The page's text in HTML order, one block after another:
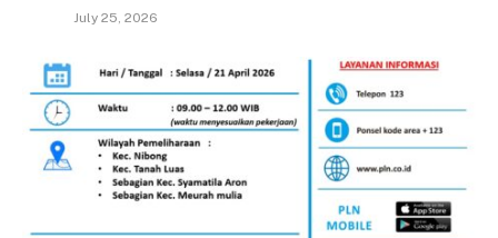
July 25, 2026